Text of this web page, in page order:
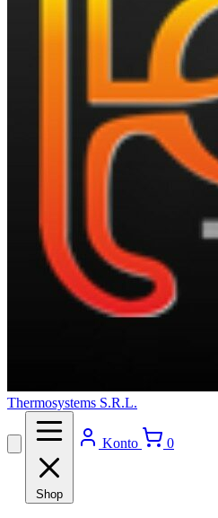
Thermosystems S.R.L.
Shop
Konto 0